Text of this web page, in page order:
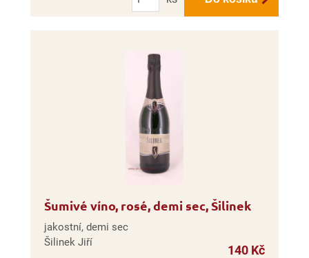
Šumivé víno, rosé, demi sec, Šilinek
jakostní, demi sec
Šilinek Jiří
140 Kč